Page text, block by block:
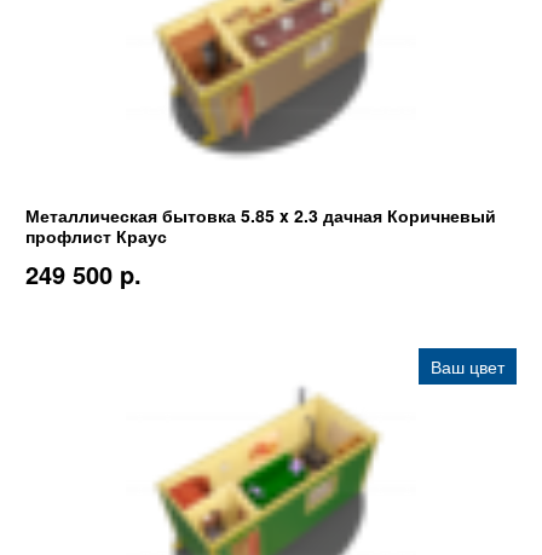
Металлическая бытовка 5.85 x 2.3 дачная Коричневый
профлист Краус
249 500 p.
Ваш цвет